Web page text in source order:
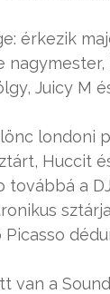
érkezik
Juicy M
londoni
Huccit
a
van a